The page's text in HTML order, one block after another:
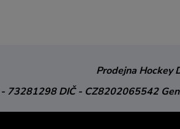
Prodejna Hockey
- 73281298DIČ - CZ8202065542